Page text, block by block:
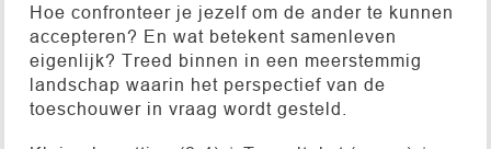
Hoe confronteer je jezelf om de ander te kunnen
accepteren? En wat betekent samenleven
eigenlijk? Treed binnen in een meerstemmig
landschap waarin het perspectief van de
toeschouwer in vraag wordt gesteld.